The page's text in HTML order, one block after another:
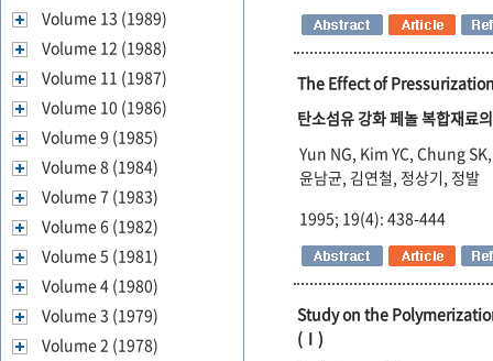
Volume 13 (1989)
Volume 12 (1988)
Volume 11 (1987)
Volume 10 (1986)
Volume 9 (1985)
Volume 8 (1984)
Volume 7 (1983)
Volume 6 (1982)
Volume 5 (1981)
Volume 4 (1980)
Volume 3 (1979)
Volume 2 (1978)
The Effect of
탄소섬유 강화 페놀 복합재료
Yun NG, Kim YC, Chung
윤남균, 김연철, 정상기, 정발
1995; 19(4): 438-444
Study on the
(Ⅰ)